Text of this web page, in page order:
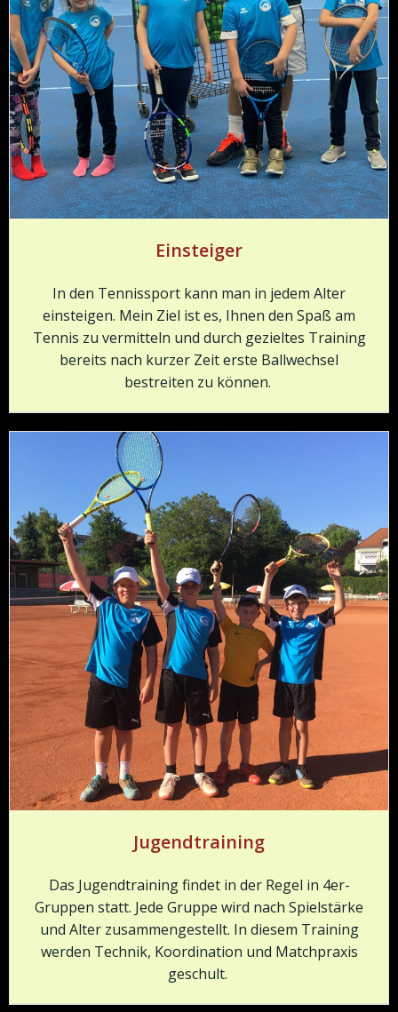
Einsteiger
In den Tennissport kann man in jedem Alter
einsteigen. Mein Ziel ist es, Ihnen den Spaß am
Tennis zu vermitteln und durch gezieltes Training
bereits nach kurzer Zeit erste Ballwechsel
bestreiten zu können.
Jugendtraining
Das Jugendtraining findet in der Regel in 4er-
Gruppen statt. Jede Gruppe wird nach Spielstärke
und Alter zusammengestellt. In diesem Training
werden Technik, Koordination und Matchpraxis
geschult.